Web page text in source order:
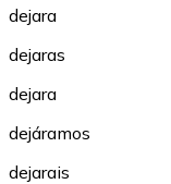
dejara
dejaras
dejara
dejáramos
dejarais